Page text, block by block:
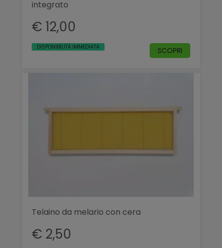
integrato
€ 12,00
DISPONIBILITÀ IMMEDIATA SCOPRI
Telaino da melario con cera
€ 2,50